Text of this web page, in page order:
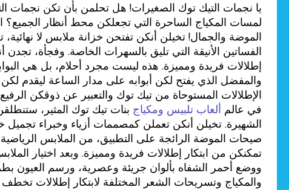
يا نجمات التيك توك الصغيرات! هل تحلمن بأن تكن نجمات
لمسات المكياج الساحرة التي تجعلكن محط أنظار
الموضة والجمال! تخيلن أنكن تفتحن خزانة ملابس لا
الفساتين الأنيقة التي تليق بالسهرات الخاصة. وفجأة،
إطلالات فريدة ومميزة. هذه ليست مجرد أحلام، بل هي
والمفضل الذي يفتح لكن أبوابه على مدار الساعة ليقدم
الإطلالات المستوحاة من تيك توك والتعبير عن ذوقكن
في عالم ألعاب تلبيس ومكياج بنات تيك توك المثير،
الشهيرة. تخيلن أنكن تعملن كمصممات أزياء وخبراء
صيحات الموضة الرائجة على التطبيق، من الملابس الرياضية
تمكنكن من ابتكار إطلالات فريدة ومميزة. وبعد اختيار
ووضع أحمر الشفاه بألوان جريئة وعصرية، ورسم العيون
والمكياج وتسريحات الشعر المختلفة لابتكار إطلالات